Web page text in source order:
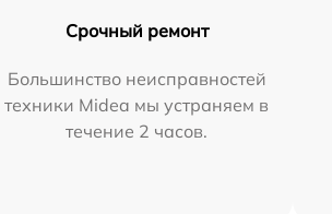
Срочный ремонт
Большинство неисправностей
техники Midea мы устраняем в
течение 2 часов.